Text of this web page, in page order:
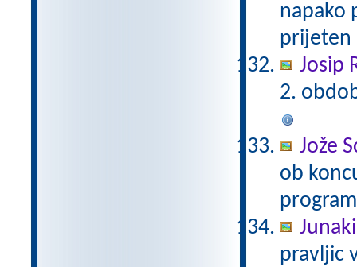
napako
prijeten
Josip
2.
Jože
ob
pravljic